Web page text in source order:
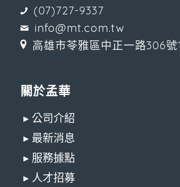
(07)727-9337
info@mt.com.tw
高雄市苓雅區中正一路306號
關於孟華
▸ 公司介紹
▸ 最新消息
▸ 服務據點
▸ 人才招募